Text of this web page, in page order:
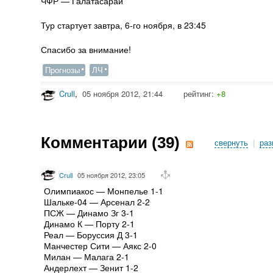
Тур стартует завтра, 6-го ноября, в 23:45
Спасибо за внимание!
Прогнозы ЛЧ
Crull, 05 ноября 2012, 21:44 рейтинг:+8
Комментарии (39) свернуть |
Crull 05 ноября 2012, 23:05
Олимпиакос — Монпелье 1-1
Шальке-04 — Арсенал 2-2
ПСЖ — Динамо Зг 3-1
Динамо К — Порту 2-1
Реал — Боруссия Д 3-1
Манчестер Сити — Аякс 2-0
Милан — Малага 2-1
Андерлехт — Зенит 1-2